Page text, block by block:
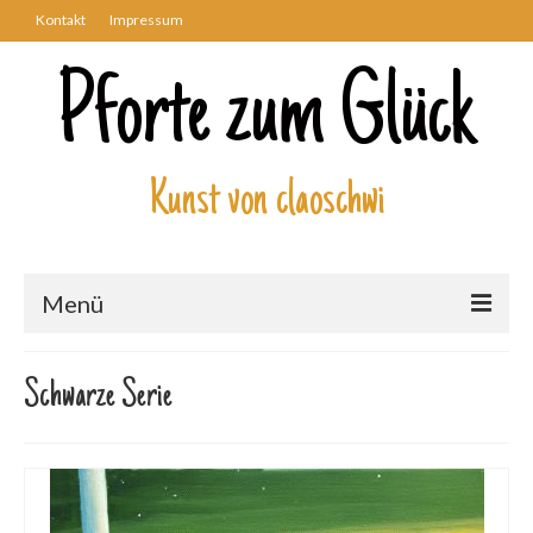
Kontakt Impressum
Pforte zum Glück
Kunst von claoschwi
Menü
Biblisch
Engel und Geflügelte
Schwarze Serie